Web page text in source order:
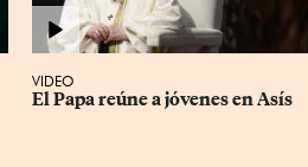
VIDEO
El Papa reúne a jóvenes en Asís